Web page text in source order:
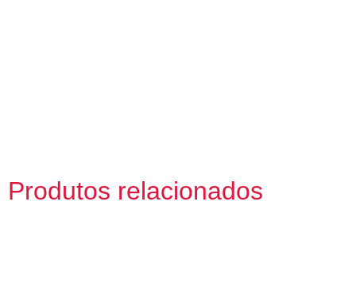
Produtos relacionados